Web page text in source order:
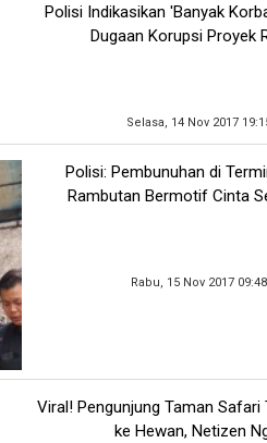
Polisi Indikasikan 'Banyak
Dugaan Korupsi Proyek
Selasa, 14 Nov 2017
Polisi: Pembunuhan di
Rambutan Bermotif Cinta
Rabu, 15 Nov 2017
Viral! Pengunjung Taman Safari
ke Hewan, Netizen